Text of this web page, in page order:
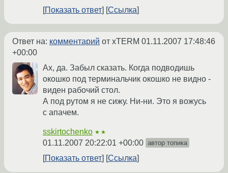
Показать ответ
Ссылка
Ответ на: комментарий от xTERM 01.11.2007 17:48:46
+00:00
Ах, да. Забыл сказать. Когда подводишь
окошко под терминальчик окошко не видно -
виден рабочий стол.
А под рутом я не сижу. Ни-ни. Это я вожусь
с апачем.
sskirtochenko ★★
01.11.2007 20:22:01 +00:00 автор топика
Показать ответ Ссылка